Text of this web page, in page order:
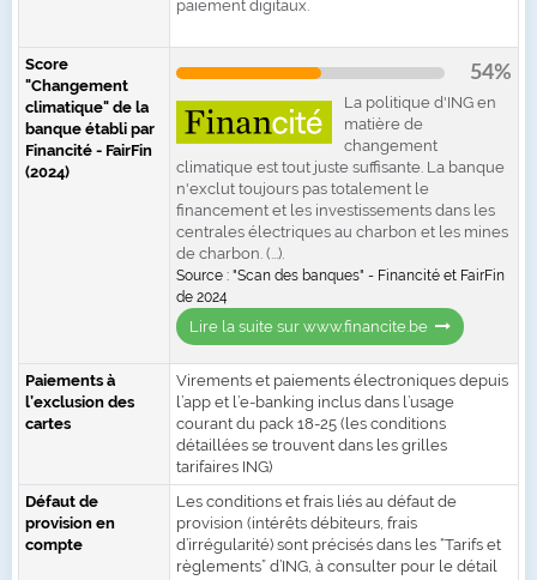
paiement digitaux.
Score
"Changement
climatique" de la
banque établi par
Financité - FairFin
(2024)
54%
La politique d'ING en
matière de
changement
climatique est tout juste suffisante. La banque
n'exclut toujours pas totalement le
financement et les investissements dans les
centrales électriques au charbon et les mines
de charbon. (...).
Source : "Scan des banques" - Financité et FairFin
de 2024
Lire la suite sur www.financite.be
Paiements à
l’exclusion des
cartes
Virements et paiements électroniques depuis
l’app et l’e-banking inclus dans l’usage
courant du pack 18-25 (les conditions
détaillées se trouvent dans les grilles
tarifaires ING)
Défaut de
provision en
compte
Les conditions et frais liés au défaut de
provision (intérêts débiteurs, frais
d’irrégularité) sont précisés dans les “Tarifs et
règlements” d’ING, à consulter pour le détail